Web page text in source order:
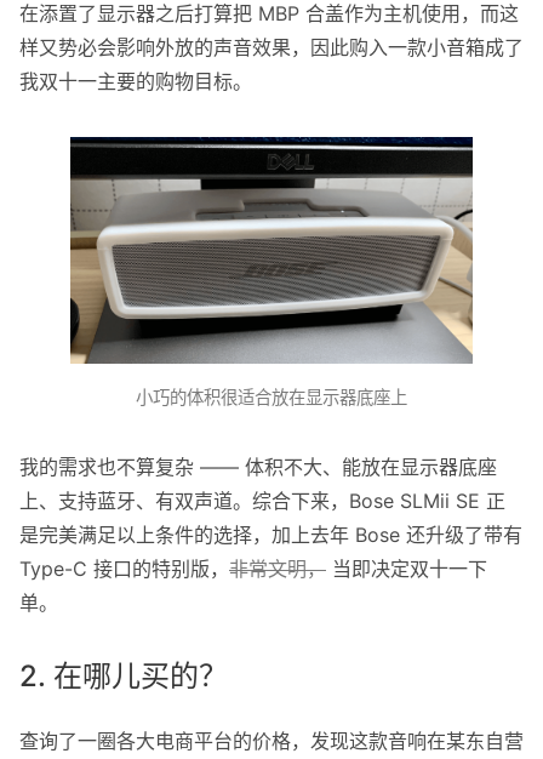
在添置了显示器之后打算把 MBP 合盖作为主机使用，而这
样又势必会影响外放的声音效果，因此购入一款小音箱成了
我双十一主要的购物目标。
小巧的体积很适合放在显示器底座上
我的需求也不算复杂 —— 体积不大、能放在显示器底座
上、支持蓝牙、有双声道。综合下来，Bose SLMii SE 正
是完美满足以上条件的选择，加上去年 Bose 还升级了带有
Type-C 接口的特别版， 非常文明， 当即决定双十一下
单。
2. 在哪儿买的？
查询了一圈各大电商平台的价格，发现这款音响在某东自营